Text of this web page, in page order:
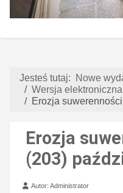
Jesteś tutaj: Nowe
Wersja elektroniczna
Erozja
Erozja
(203)
Szczegóły
Autor:Administrator